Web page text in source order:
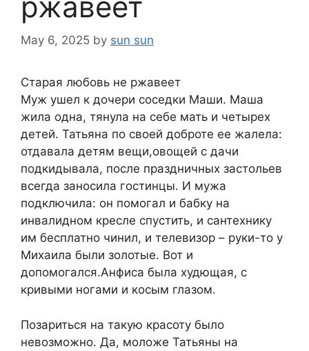
May 6, 2025 by sun sun
Старая любовь не ржавеет
Муж ушел к дочери соседки Маши. Маша
жила одна, тянула на себе мать и четырех
детей. Татьяна по своей доброте ее жалела:
отдавала детям вещи,овощей с дачи
подкидывала, после праздничных застольев
всегда заносила гостинцы. И мужа
подключила: он помогал и бабку на
инвалидном кресле спустить, и сантехнику
им бесплатно чинил, и телевизор – руки-то у
Михаила были золотые. Вот и
допомогался.Анфиса была худющая, с
кривыми ногами и косым глазом.
Позариться на такую красоту было
невозможно. Да, моложе Татьяны на